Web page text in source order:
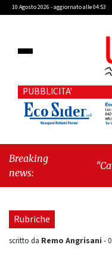
10 Agosto 2026 - aggiornato alle 04:53
PUBBLICITA'
Breaking
news:
"Cava
Rubriche
scritto da Remo Angrisani -